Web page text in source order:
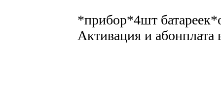
*прибор*4шт
Активация и абонплата